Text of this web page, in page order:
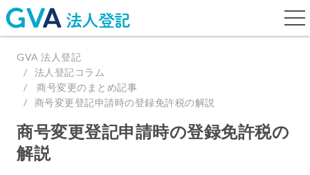
GVA 法人登記
法人登記コラム
商号変更のまとめ記事
商号変更登記申請時の登録免許税の解説
商号変更登記申請時の登録免許税の
解説